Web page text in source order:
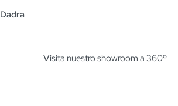
Dadra
Visita nuestro showroom a 360º